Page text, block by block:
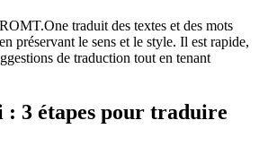
traduit des textes et des mots
préservant le sens et le style. Il est rapide,
de traduction tout en tenant
: 3 étapes pour traduire